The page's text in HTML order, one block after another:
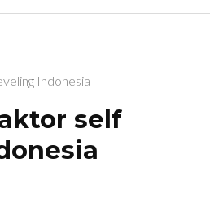
Indonesia
self